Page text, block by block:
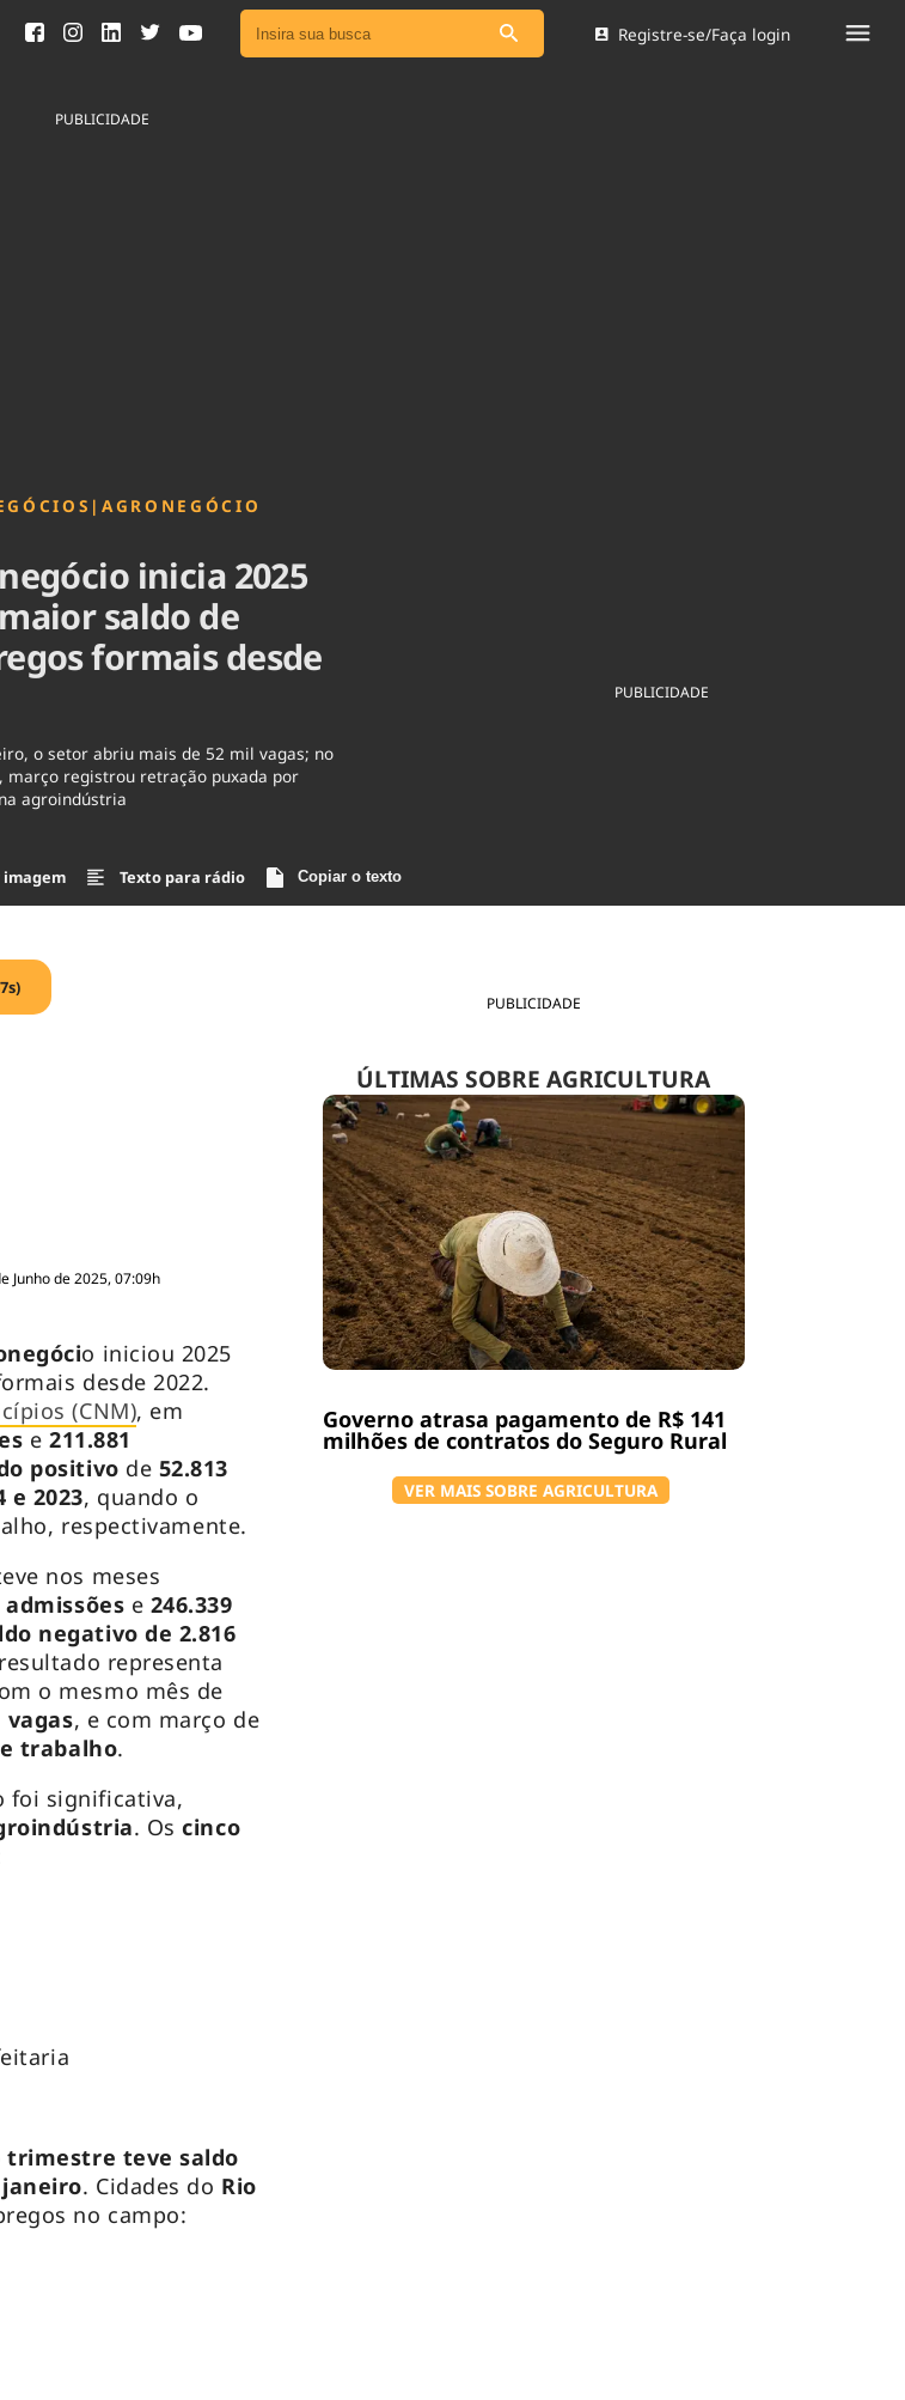
Ver todas as notícias
Agronegócios
Brasil
Cinema
Registre-se/Faça login
PUBLICIDADE
| AGRONEGÓCIO
inicia 2025
saldo de
formais desde
o setor abriu mais de 52 mil vagas; no
março registrou retração puxada por
agroindústria
imagem Texto para rádio Copiar o texto
PUBLICIDADE
PUBLICIDADE
ÚLTIMAS SOBRE AGRICULTURA
Governo atrasa pagamento de R$ 141
milhões de contratos do Seguro Rural
VER MAIS SOBRE AGRICULTURA
Junho de 2025, 07:09h
o iniciou 2025
desde 2022.
(CNM), em
e 211.881
positivo de 52.813
e 2023, quando o
respectivamente.
nos meses
admissões e 246.339
negativo de 2.816
representa
o mesmo mês de
vagas, e com março de
trabalho.
foi significativa,
. Oscinco
trimestre teve saldo
. Cidades do Rio
no campo: